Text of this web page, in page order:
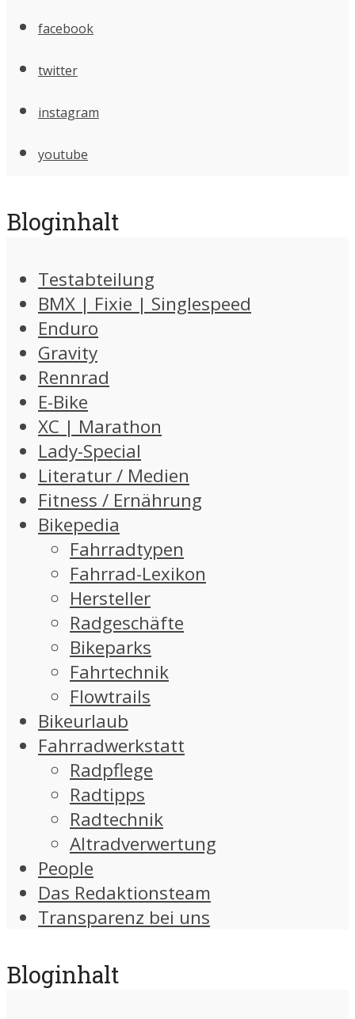
facebook
twitter
instagram
youtube
Bloginhalt
Testabteilung
BMX | Fixie | Singlespeed
Enduro
Gravity
Rennrad
E-Bike
XC | Marathon
Lady-Special
Literatur / Medien
Fitness / Ernährung
Bikepedia
Fahrradtypen
Fahrrad-Lexikon
Hersteller
Radgeschäfte
Bikeparks
Fahrtechnik
Flowtrails
Bikeurlaub
Fahrradwerkstatt
Radpflege
Radtipps
Radtechnik
Altradverwertung
People
Das Redaktionsteam
Transparenz bei uns
Bloginhalt